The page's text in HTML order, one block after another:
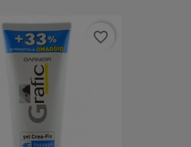
favorite_border